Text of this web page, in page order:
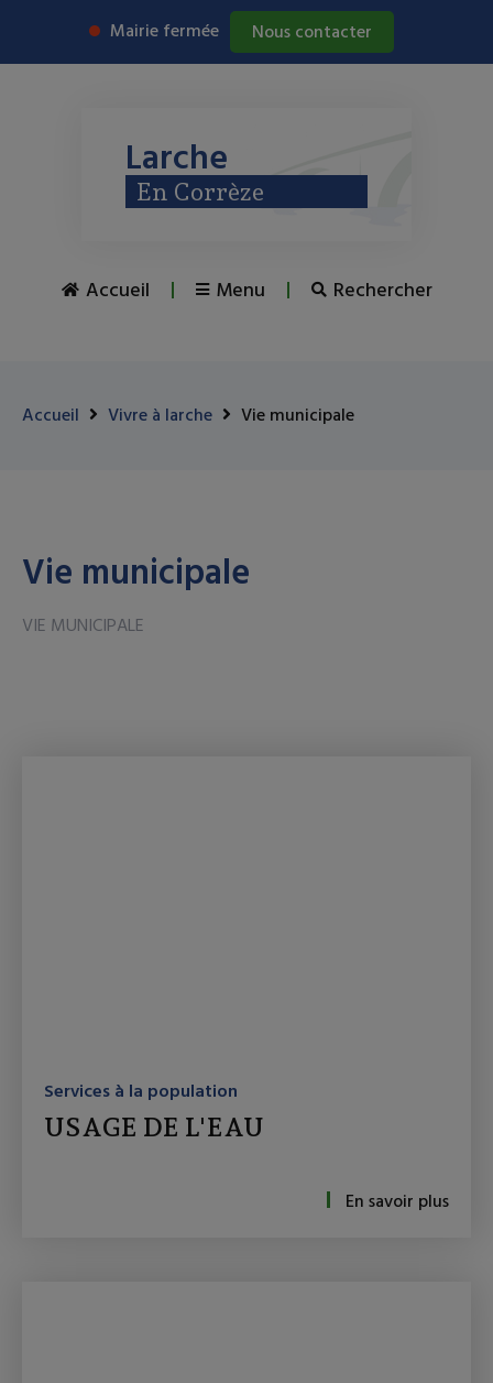
Mairie fermée Nous contacter
Larche
En Corrèze
Accueil Menu Rechercher
Accueil Vivre à larche Vie municipale
Vie municipale
VIE MUNICIPALE
Services à la population
USAGE DE L'EAU
En savoir plus